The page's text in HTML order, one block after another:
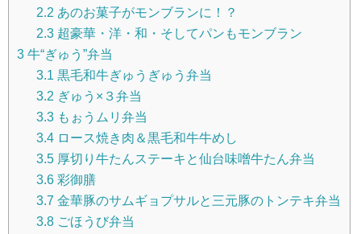
2.2 あのお菓子がモンブランに！？
2.3 超豪華・洋・和・そしてパンもモンブラン
3 牛“ぎゅう”弁当
3.1 黒毛和牛ぎゅうぎゅう弁当
3.2 ぎゅう×３弁当
3.3 もぉうムリ弁当
3.4 ロース焼き肉＆黒毛和牛牛めし
3.5 厚切り牛たんステーキと仙台味噌牛たん弁当
3.6 彩御膳
3.7 金華豚のサムギョプサルと三元豚のトンテキ弁当
3.8 ごほうび弁当